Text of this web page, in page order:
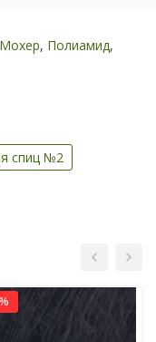
Мохер, Полиамид,
спиц №2